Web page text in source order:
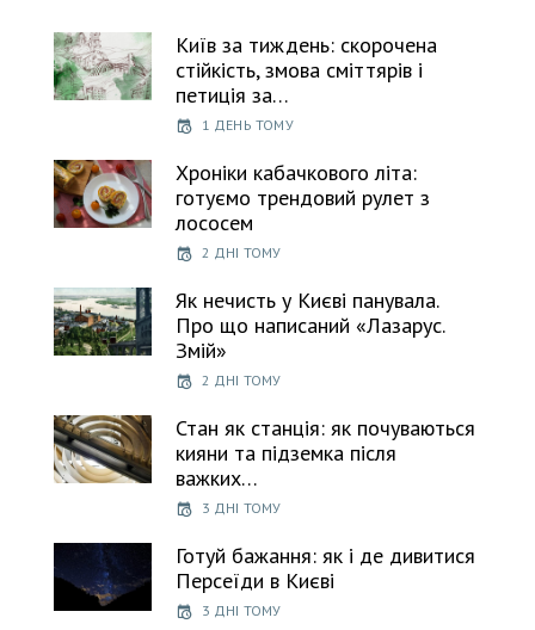
Київ за тиждень: скорочена
стійкість, змова сміттярів і
петиція за…
1 ДЕНЬ ТОМУ
Хроніки кабачкового літа:
готуємо трендовий рулет з
лососем
2 ДНІ ТОМУ
Як нечисть у Києві панувала.
Про що написаний «Лазарус.
Змій»
2 ДНІ ТОМУ
Стан як станція: як почуваються
кияни та підземка після
важких…
3 ДНІ ТОМУ
Готуй бажання: як і де дивитися
Персеїди в Києві
3 ДНІ ТОМУ